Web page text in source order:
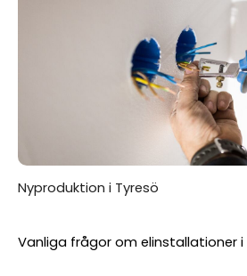
Nyproduktion i Tyresö
Vanliga frågor om elinstallationer i